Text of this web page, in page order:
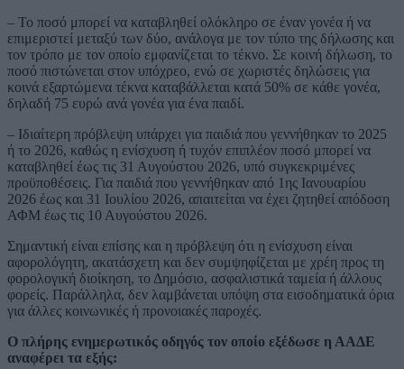
– Το ποσό μπορεί να καταβληθεί ολόκληρο σε έναν γονέα ή να
επιμεριστεί μεταξύ των δύο, ανάλογα με τον τύπο της δήλωσης και
τον τρόπο με τον οποίο εμφανίζεται το τέκνο. Σε κοινή δήλωση, το
ποσό πιστώνεται στον υπόχρεο, ενώ σε χωριστές δηλώσεις για
κοινά εξαρτώμενα τέκνα καταβάλλεται κατά 50% σε κάθε γονέα,
δηλαδή 75 ευρώ ανά γονέα για ένα παιδί.
– Ιδιαίτερη πρόβλεψη υπάρχει για παιδιά που γεννήθηκαν το 2025
ή το 2026, καθώς η ενίσχυση ή τυχόν επιπλέον ποσό μπορεί να
καταβληθεί έως τις 31 Αυγούστου 2026, υπό συγκεκριμένες
προϋποθέσεις. Για παιδιά που γεννήθηκαν από 1ης Ιανουαρίου
2026 έως και 31 Ιουλίου 2026, απαιτείται να έχει ζητηθεί απόδοση
ΑΦΜ έως τις 10 Αυγούστου 2026.
Σημαντική είναι επίσης και η πρόβλεψη ότι η ενίσχυση είναι
αφορολόγητη, ακατάσχετη και δεν συμψηφίζεται με χρέη προς τη
φορολογική διοίκηση, το Δημόσιο, ασφαλιστικά ταμεία ή άλλους
φορείς. Παράλληλα, δεν λαμβάνεται υπόψη στα εισοδηματικά όρια
για άλλες κοινωνικές ή προνοιακές παροχές.
Ο πλήρης ενημερωτικός οδηγός τον οποίο εξέδωσε η ΑΑΔΕ
αναφέρει τα εξής: